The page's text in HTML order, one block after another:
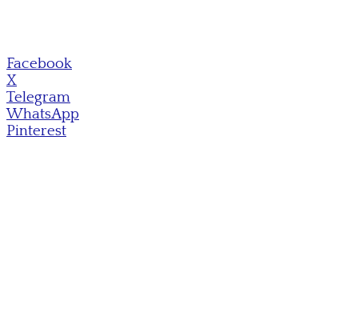
Facebook
X
Telegram
WhatsApp
Pinterest